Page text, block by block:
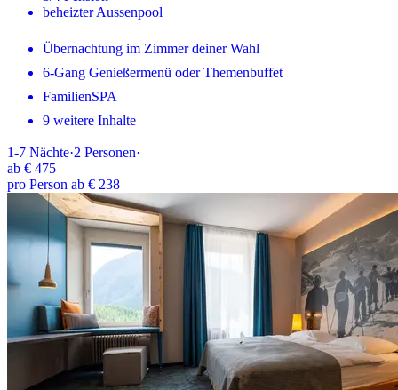
beheizter Aussenpool
Übernachtung im Zimmer deiner Wahl
6-Gang Genießermenü oder Themenbuffet
FamilienSPA
9 weitere Inhalte
1-7 Nächte·2 Personen·
ab € 475
pro Person ab € 238